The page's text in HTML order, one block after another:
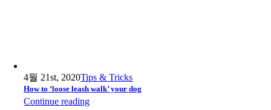
4월 21st, 2020Tips & Tricks
How to ‘loose leash walk’ your dog
Continue reading